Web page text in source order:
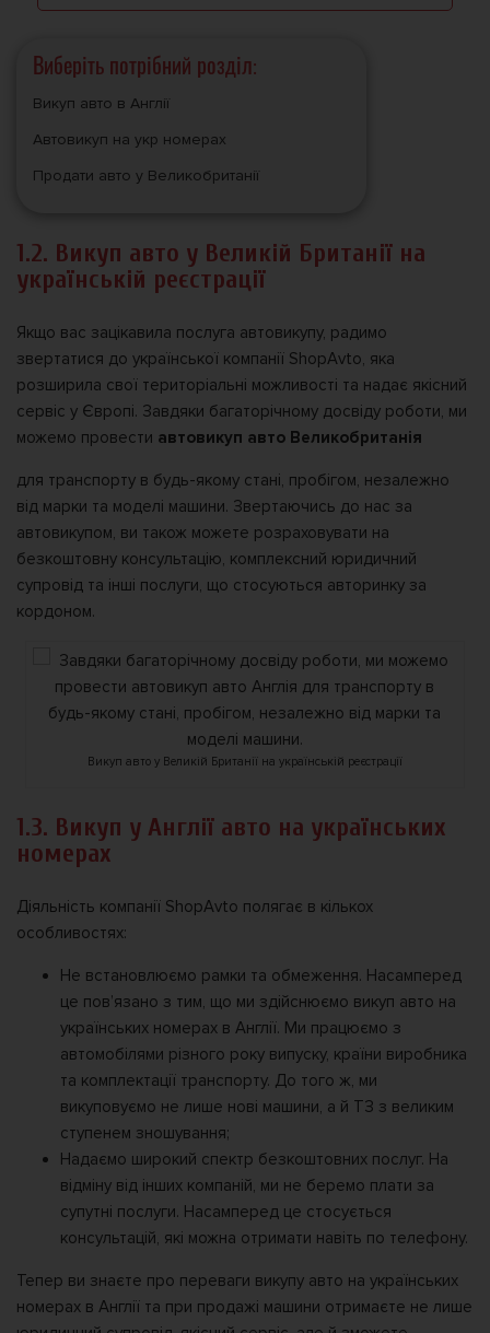
Виберіть потрібний розділ:
Викуп авто в Англії
Автовикуп на укр номерах
Продати авто у Великобританії
1.2. Викуп авто у Великій Британії на
українській реєстрації
Якщо вас зацікавила послуга автовикупу, радимо
звертатися до української компанії ShopAvto, яка
розширила свої територіальні можливості та надає якісний
сервіс у Європі. Завдяки багаторічному досвіду роботи, ми
можемо провести автовикуп авто Великобританія
для транспорту в будь-якому стані, пробігом, незалежно
від марки та моделі машини. Звертаючись до нас за
автовикупом, ви також можете розраховувати на
безкоштовну консультацію, комплексний юридичний
супровід та інші послуги, що стосуються авторинку за
кордоном.
Викуп авто у Великій Британії на українській реєстрації
1.3. Викуп у Англії авто на українських
номерах
Діяльність компанії ShopAvto полягає в кількох
особливостях:
Не встановлюємо рамки та обмеження. Насамперед
це пов’язано з тим, що ми здійснюємо викуп авто на
українських номерах в Англії. Ми працюємо з
автомобілями різного року випуску, країни виробника
та комплектації транспорту. До того ж, ми
викуповуємо не лише нові машини, а й ТЗ з великим
ступенем зношування;
Надаємо широкий спектр безкоштовних послуг. На
відміну від інших компаній, ми не беремо плати за
супутні послуги. Насамперед це стосується
консультацій, які можна отримати навіть по телефону.
Тепер ви знаєте про переваги викупу авто на українських
номерах в Англії та при продажі машини отримаєте не лише